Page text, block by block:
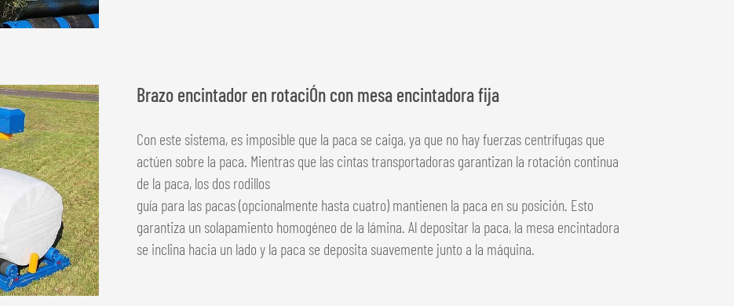
Brazo encintador en rotaciÓn con mesa encintadora fija
Con este sistema, es imposible que la paca se caiga, ya que no hay fuerzas centrífugas que
actúen sobre la paca. Mientras que las cintas transportadoras garantizan la rotación continua
de la paca, los dos rodillos
guía para las pacas (opcionalmente hasta cuatro) mantienen la paca en su posición. Esto
garantiza un solapamiento homogéneo de la lámina. Al depositar la paca, la mesa encintadora
se inclina hacia un lado y la paca se deposita suavemente junto a la máquina.